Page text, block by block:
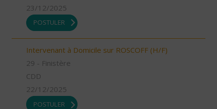
23/12/2025
POSTULER
Intervenant à Domicile sur ROSCOFF (H/F)
29 - Finistère
CDD
22/12/2025
POSTULER